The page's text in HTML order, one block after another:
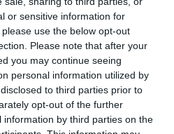
or sensitive information for
use the below opt-out
Please note that after your
you may continue seeing
personal information utilized by
to third parties prior to
opt-out of the further
by third parties on the
dízel modelleket a